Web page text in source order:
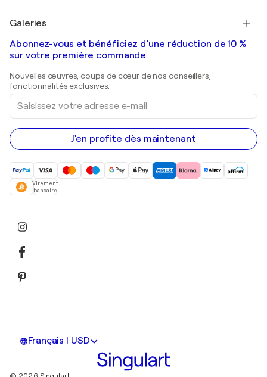
Banksy
Mr. Brainwash
Shepard Fairey
Tableaux abstraits à vendre
Peintures de paysage
Estampes
Peintures acryliques
Galeries
Galeries d'art en France
Galeries d'art en Belgique
Abonnez-vous et bénéficiez d’une réduction de 10 %
sur votre première commande
Nouvelles œuvres, coups de cœur de nos conseillers,
fonctionnalités exclusives.
Saisissez
votre
adresse
e-
mail
J'en profite dès maintenant
Virement
bancaire
Français | USD